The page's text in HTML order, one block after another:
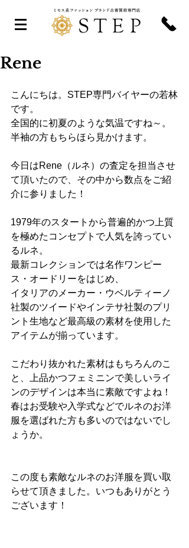
Rene
こんにちは。STEP専門バイヤーの若林
です。
全国的に初夏のような気温ですね～。
半袖の方もちらほら見かけます。
今日はRene（ルネ）の査定を担当させ
て頂いたので、その中から数点をご紹
介に参りました！
1979年のスタートから普遍的かつ上質
を極めたコンセプトで人気を誇ってい
るルネ。
最新コレクションでは名作ワンピー
ス・オードリーをはじめ、
イタリアのメーカー・ウベルティーノ
社製のツイードやインテサ社製のプリ
ント生地など最高級の素材を使用した
アイテムが揃っています。
こだわり抜かれた素材はもちろんのこ
と、上品かつフェミニンで美しいライ
ンのデザインは本当に素敵ですよね！
春はお受験や入学式などでルネのお洋
服を選ばれた方も多いのではないでし
ょうか。
この度も素敵なルネのお洋服を買い取
らせて頂きました。いつもありがとう
ございます！